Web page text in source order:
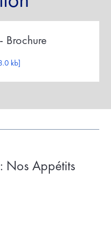
kb]
Brochure
Nos Appétits